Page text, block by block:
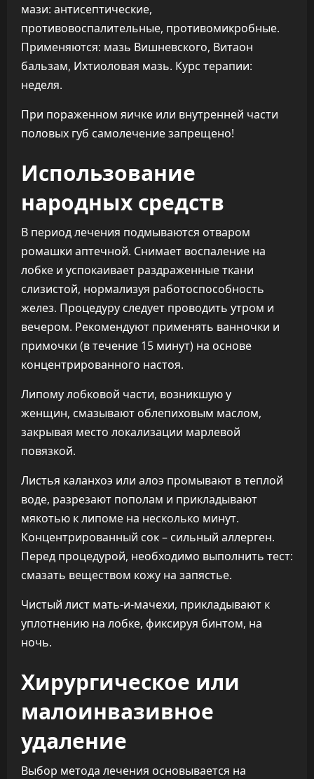
мази: антисептические,
противовоспалительные, противомикробные.
Применяются: мазь Вишневского, Витаон
бальзам, Ихтиоловая мазь. Курс терапии:
неделя.
При пораженном яичке или внутренней части
половых губ самолечение запрещено!
Использование
народных средств
В период лечения подмываются отваром
ромашки аптечной. Снимает воспаление на
лобке и успокаивает раздраженные ткани
слизистой, нормализуя работоспособность
желез. Процедуру следует проводить утром и
вечером. Рекомендуют применять ванночки и
примочки (в течение 15 минут) на основе
концентрированного настоя.
Липому лобковой части, возникшую у
женщин, смазывают облепиховым маслом,
закрывая место локализации марлевой
повязкой.
Листья каланхоэ или алоэ промывают в теплой
воде, разрезают пополам и прикладывают
мякотью к липоме на несколько минут.
Концентрированный сок – сильный аллерген.
Перед процедурой, необходимо выполнить тест:
смазать веществом кожу на запястье.
Чистый лист мать-и-мачехи, прикладывают к
уплотнению на лобке, фиксируя бинтом, на
ночь.
Хирургическое или
малоинвазивное
удаление
Выбор метода лечения основывается на